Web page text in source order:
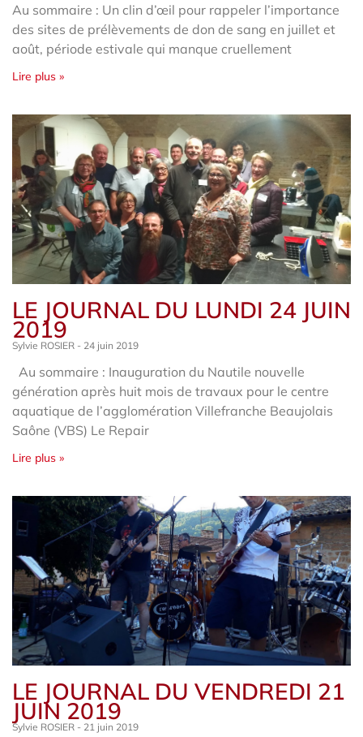
Au sommaire : Un clin d’œil pour rappeler l’importance
des sites de prélèvements de don de sang en juillet et
août, période estivale qui manque cruellement
Lire plus »
LE JOURNAL DU LUNDI 24 JUIN
2019
Sylvie ROSIER 24 juin 2019
Au sommaire : Inauguration du Nautile nouvelle
génération après huit mois de travaux pour le centre
aquatique de l’agglomération Villefranche Beaujolais
Saône (VBS) Le Repair
Lire plus »
LE JOURNAL DU VENDREDI 21
JUIN 2019
Sylvie ROSIER 21 juin 2019